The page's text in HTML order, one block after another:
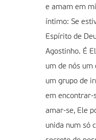
e amam em
íntimo: Se
Espírito de
Agostinho. É
um de nós um
um grupo de
em encontrar-
amar-se, Ele
unida num só